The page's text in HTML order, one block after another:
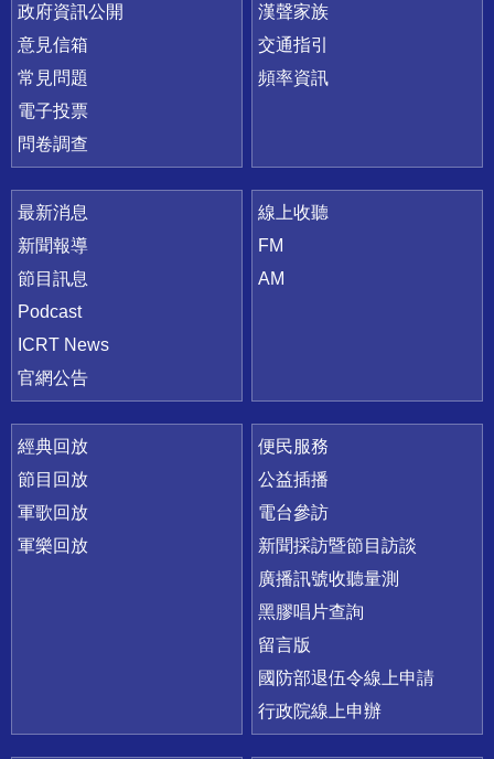
政府資訊公開
意見信箱
常見問題
電子投票
問卷調查
漢聲家族
交通指引
頻率資訊
最新消息
新聞報導
節目訊息
Podcast
ICRT News
官網公告
線上收聽
FM
AM
經典回放
節目回放
軍歌回放
軍樂回放
便民服務
公益插播
電台參訪
新聞採訪暨節目訪談
廣播訊號收聽量測
黑膠唱片查詢
留言版
國防部退伍令線上申請
行政院線上申辦